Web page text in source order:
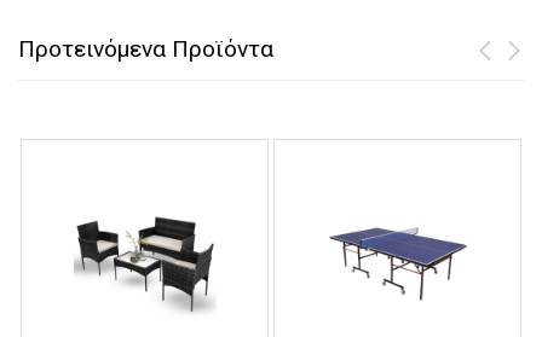
Προτεινόμενα Προϊόντα